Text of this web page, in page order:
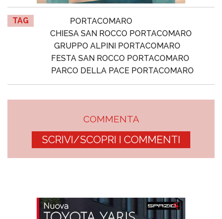
TAG
PORTACOMARO
CHIESA SAN ROCCO PORTACOMARO
GRUPPO ALPINI PORTACOMARO
FESTA SAN ROCCO PORTACOMARO
PARCO DELLA PACE PORTACOMARO
COMMENTA
SCRIVI/SCOPRI I COMMENTI